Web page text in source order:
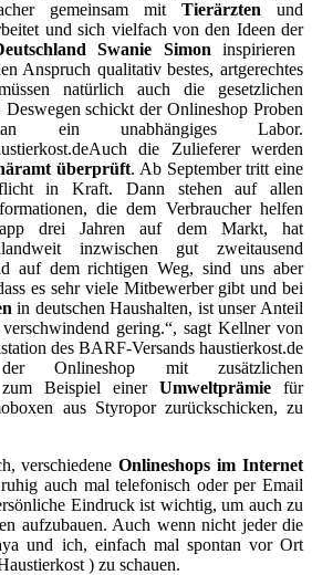
gemeinsam mit Tierärzten und
und sich vielfach von den Ideen der
Swanie Simon inspirieren
Anspruch qualitativ bestes, artgerechtes
natürlich auch die gesetzlichen
schickt der Onlineshop Proben
ein unabhängiges Labor.
Auch die Zulieferer werden
überprüft. Ab September tritt eine
in Kraft. Dann stehen auf allen
die dem Verbraucher helfen
drei Jahren auf dem Markt, hat
inzwischen gut zweitausend
auf dem richtigen Weg, sind uns aber
es sehr viele Mitbewerber gibt und bei
in deutschen Haushalten, ist unser Anteil
gering.“, sagt Kellner von
Onlineshop mit zusätzlichen
Beispiel einer Umweltprämie für
aus Styropor zurückschicken, zu
verschiedeneOnlineshops im Internet
auch mal telefonisch oder per Email
Eindruck ist wichtig, um auch zu
aufzubauen. Auch wenn nicht jeder die
und ich, einfach mal spontan vor Ort
) zu schauen.